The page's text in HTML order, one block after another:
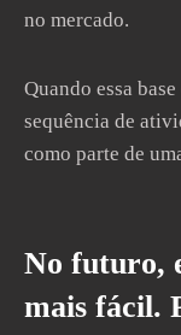
no mercado.
Quando essa
sequência de
como parte de
No futuro,
mais fácil.